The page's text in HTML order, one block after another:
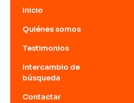
Inicio
Quiénes somos
Testimonios
Intercambio de
búsqueda
Contactar